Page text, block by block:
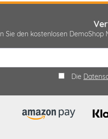
Sie den kostenlosen
Die